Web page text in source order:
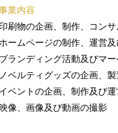
業内容
印刷物の企画、制作、コン
ホームページの制作、運営及
ブランディング活動及びマ
ノベルティグッズの企画、
イベントの企画、制作及び運
像、画像及び動画の撮影